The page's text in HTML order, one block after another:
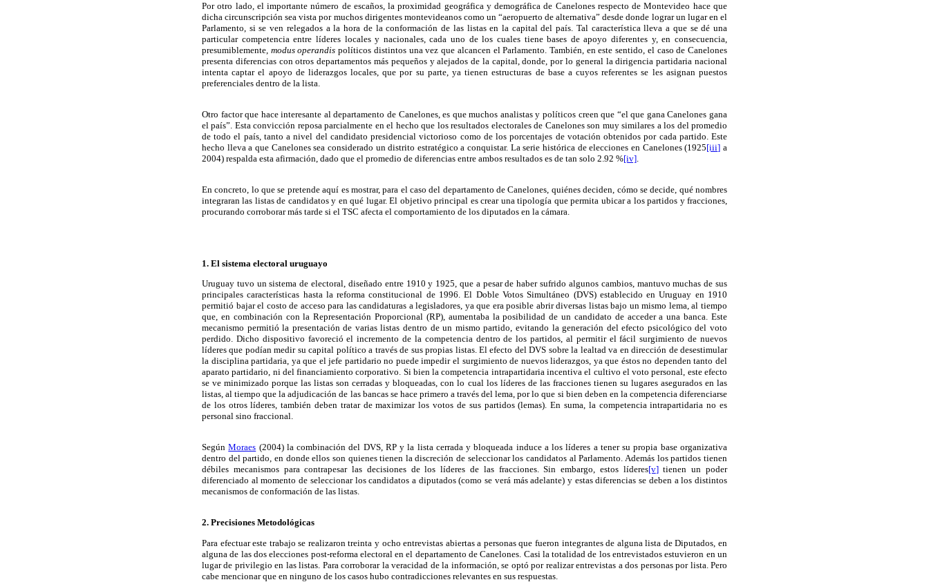
Por otro lado, el importante número de escaños, la proximidad geográfica y demográfica de Canelones respecto de Montevideo hace que
dicha circunscripción sea vista por muchos dirigentes montevideanos como un “aeropuerto de alternativa” desde donde lograr un lugar en el
Parlamento, si se ven relegados a la hora de la conformación de las listas en la capital del país. Tal característica lleva a que se dé una
particular competencia entre líderes locales y nacionales, cada uno de los cuales tiene bases de apoyo diferentes y, en consecuencia,
presumiblemente, modus operandispolíticos distintos una vez que alcancen el Parlamento. También, en este sentido, el caso de Canelones
presenta diferencias con otros departamentos más pequeños y alejados de la capital, donde, por lo general la dirigencia partidaria nacional
intenta captar el apoyo de liderazgos locales, que por su parte, ya tienen estructuras de base a cuyos referentes se les asignan puestos
preferenciales dentro de la lista.
Otro factor que hace interesante al departamento de Canelones, es que muchos analistas y políticos creen que “el que gana Canelones gana
el país”. Esta convicción reposa parcialmente en el hecho que los resultados electorales de Canelones son muy similares a los del promedio
de todo el país, tanto a nivel del candidato presidencial victorioso como de los porcentajes de votación obtenidos por cada partido. Este
hecho lleva a que Canelones sea considerado un distrito estratégico a conquistar. La serie histórica de elecciones en Canelones (1925[iii] a
2004) respalda esta afirmación, dado que el promedio de diferencias entre ambos resultados es de tan solo 2.92 %[iv].
En concreto, lo que se pretende aquí es mostrar, para el caso del departamento de Canelones, quiénes deciden, cómo se decide, qué nombres
integraran las listas de candidatos y en qué lugar. El objetivo principal es crear una tipología que permita ubicar a los partidos y fracciones,
procurando corroborar más tarde si el TSC afecta el comportamiento de los diputados en la cámara.
1. El sistema electoral uruguayo
Uruguay tuvo un sistema de electoral, diseñado entre 1910 y 1925, que a pesar de haber sufrido algunos cambios, mantuvo muchas de sus
principales características hasta la reforma constitucional de 1996.El Doble Votos Simultáneo (DVS) establecido en Uruguay en 1910
permitió bajar el costo de acceso para las candidaturas a legisladores, ya que era posible abrir diversas listas bajo un mismo lema, al tiempo
que, en combinación con la Representación Proporcional (RP), aumentaba la posibilidad de un candidato de acceder a una banca. Este
mecanismo permitió la presentación de varias listas dentro de un mismo partido, evitando la generación del efecto psicológico del voto
perdido. Dicho dispositivo favoreció el incremento de la competencia dentro de los partidos, al permitir el fácil surgimiento de nuevos
líderes que podían medir su capital político a través de sus propias listas. El efecto del DVS sobre la lealtad va en dirección de desestimular
la disciplina partidaria, ya que el jefe partidario no puede impedir el surgimiento de nuevos liderazgos, ya que éstos no dependen tanto del
aparato partidario, ni del financiamiento corporativo. Si bien la competencia intrapartidaria incentiva el cultivo el voto personal, este efecto
se ve minimizado porque las listas son cerradas y bloqueadas, con lo cual los líderes de las fracciones tienen su lugares asegurados en las
listas, al tiempo que la adjudicación de las bancas se hace primero a través del lema, por lo que si bien deben en la competencia diferenciarse
de los otros líderes, también deben tratar de maximizar los votos de sus partidos (lemas). En suma, la competencia intrapartidaria no es
personal sino fraccional.
SegúnMoraes (2004) la combinación del DVS, RP y la lista cerrada y bloqueada induce a los líderes a tener su propia base organizativa
dentro del partido, en donde ellos son quienes tienen la discreción de seleccionar los candidatos al Parlamento. Además los partidos tienen
débiles mecanismos para contrapesar las decisiones de los líderes de las fracciones. Sin embargo, estos líderes[v]tienen un poder
diferenciado al momento de seleccionar los candidatos a diputados (como se verá más adelante) y estas diferencias se deben a los distintos
mecanismos de conformación de las listas.
2. Precisiones Metodológicas
Para efectuar este trabajo se realizaron treinta y ocho entrevistas abiertas a personas que fueron integrantes de alguna lista de Diputados, en
alguna de las dos elecciones post-reforma electoral en el departamento de Canelones. Casi la totalidad de los entrevistados estuvieron en un
lugar de privilegio en las listas. Para corroborar la veracidad de la información, se optó por realizar entrevistas a dos personas por lista. Pero
cabe mencionar que en ninguno de los casos hubo contradicciones relevantes en sus respuestas.